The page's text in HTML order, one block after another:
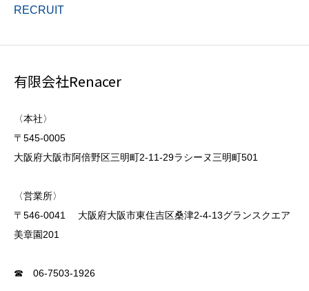
RECRUIT
有限会社Renacer
〈本社〉
〒545-0005
大阪府大阪市阿倍野区三明町2-11-29ラシーヌ三明町501
〈営業所〉
〒546-0041 大阪府大阪市東住吉区桑津2-4-13グランスクエア
美章園201
☎ 06-7503-1926